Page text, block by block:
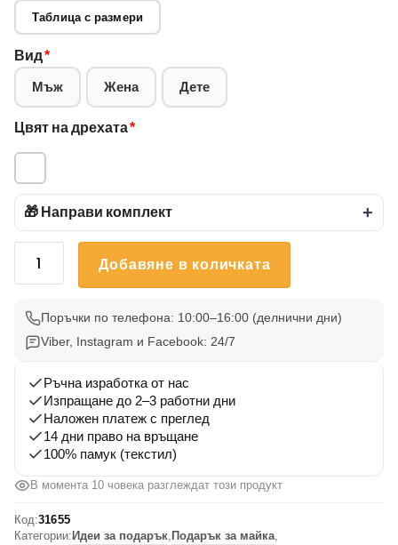
Таблица с размери
Вид*
Мъж Жена Дете
Цвят на дрехата*
🎁 Направи комплект +
количество
за
майка
добрата
мама“
подарък
послание
Добавяне в количката
Поръчки по телефона: 10:00–16:00 (делнични дни)
Viber, Instagram и Facebook: 24/7
Ръчна изработка от нас
Изпращане до 2–3 работни дни
Наложен платеж с преглед
14 дни право на връщане
100% памук (текстил)
В момента 10 човека разглеждат този продукт
Код:31655
Категории: Идеи за подарък, Подарък за майка,